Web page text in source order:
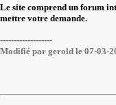
Le site comprend un forum
mettre votre demande.
-------------------
Modifié par gerold le 07-03-